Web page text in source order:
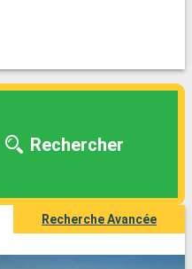
Rechercher
Recherche Avancée